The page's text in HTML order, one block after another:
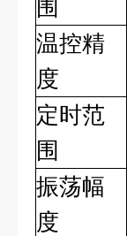
围
温控精
度
定时范
围
振荡幅
度